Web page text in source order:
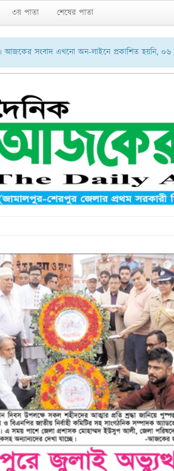
৩য় পাতা শেষের পাতা
আজকের সংবাদ এখনো অন-লাইনে প্রকাশিত হয়নি,